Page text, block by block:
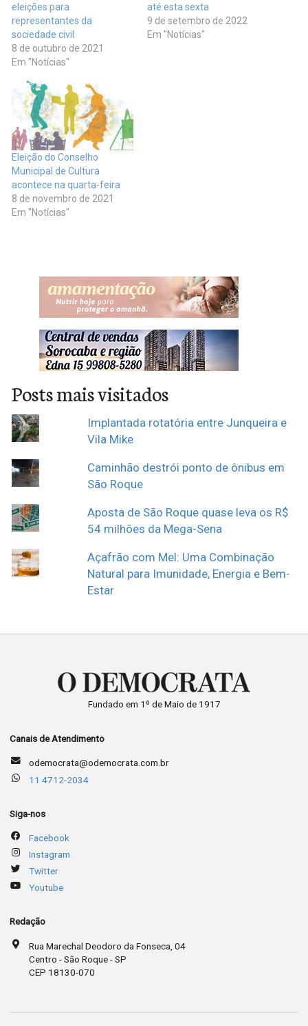
eleições para
representantes da
sociedade civil
8 de outubro de 2021
Em "Notícias"
até esta sexta
9 de setembro de 2022
Em "Notícias"
Eleição do Conselho
Municipal de Cultura
acontece na quarta-feira
8 de novembro de 2021
Em "Notícias"
Posts mais visitados
Implantada rotatória entre Junqueira e
Vila Mike
Caminhão destrói ponto de ônibus em
São Roque
Aposta de São Roque quase leva os R$
54 milhões da Mega-Sena
Açafrão com Mel: Uma Combinação
Natural para Imunidade, Energia e Bem-
Estar
Fundado em 1º de Maio de 1917
Canais de Atendimento
odemocrata@odemocrata.com.br
11 4712-2034
Siga-nos
Facebook
Instagram
Twitter
Youtube
Redação
Rua Marechal Deodoro da Fonseca, 04
Centro - São Roque - SP
CEP 18130-070